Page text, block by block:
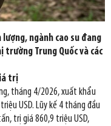
ngành cao su đang
Trung Quốc và các
trị
tháng 4/2026, xuất khẩu
USD. Lũy kế 4 tháng đầu
trị giá 860,9 triệu USD,